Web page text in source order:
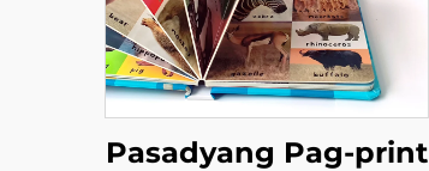
Pasadyang Pag-print